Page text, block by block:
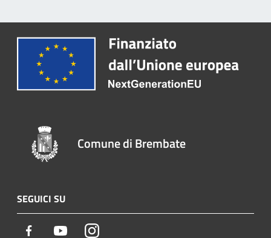
Comune di Brembate
SEGUICI SU
Facebook YoutubeInstagram